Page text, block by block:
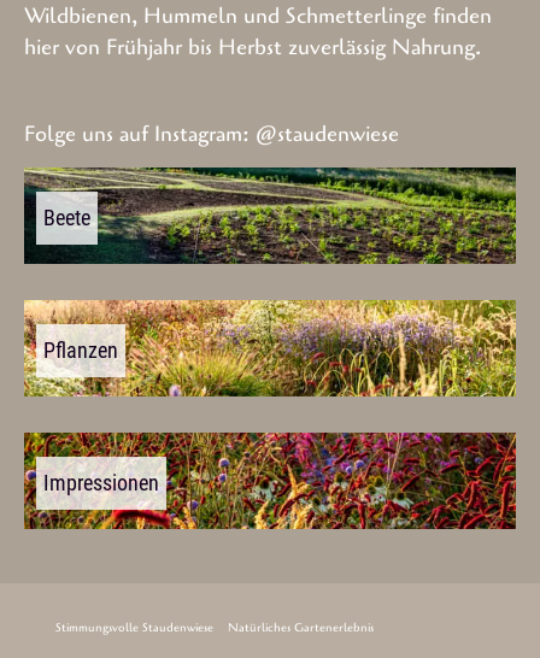
Wildbienen, Hummeln und Schmetterlinge finden
hier von Frühjahr bis Herbst zuverlässig Nahrung.
Folge uns auf Instagram: @staudenwiese
Beete
Pflanzen
Impressionen
Stimmungsvolle Staudenwiese Natürliches Gartenerlebnis